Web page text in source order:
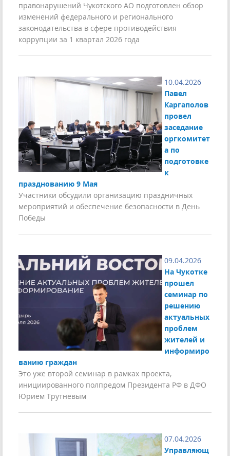
правонарушений Чукотского АО подготовлен обзор
изменений федерального и регионального
законодательства в сфере противодействия
коррупции за 1 квартал 2026 года
10.04.2026
Павел
Каргаполов
провел
заседание
оргкомитет
а по
подготовке
к
празднованию 9 Мая
Участники обсудили организацию праздничных
мероприятий и обеспечение безопасности в День
Победы
09.04.2026
На Чукотке
прошел
семинар по
решению
актуальных
проблем
жителей и
информиро
ванию граждан
Это уже второй семинар в рамках проекта,
инициированного полпредом Президента РФ в ДФО
Юрием Трутневым
07.04.2026
Управляющ